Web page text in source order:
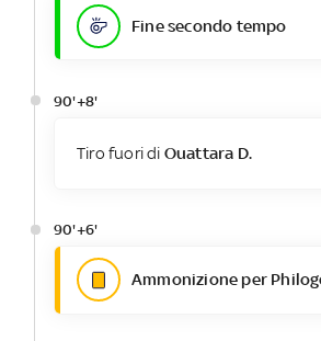
Fine secondo tempo
90'+8'
Tiro fuori di Ouattara D.
90'+6'
Ammonizione per